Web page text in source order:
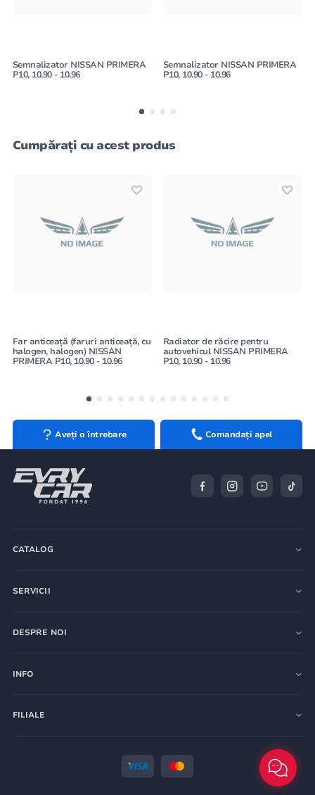
Semnalizator NISSAN PRIMERA
P10, 10.90 - 10.96
Semnalizator NISSAN PRIMERA
P10, 10.90 - 10.96
Cumpărați cu acest produs
Far anticeață (faruri anticeață, cu
halogen, halogen) NISSAN
PRIMERA P10, 10.90 - 10.96
Radiator de răcire pentru
autovehicul NISSAN PRIMERA
P10, 10.90 - 10.96
Aveți o întrebare Comandați apel
CATALOG
SERVICII
DESPRE NOI
INFO
FILIALE